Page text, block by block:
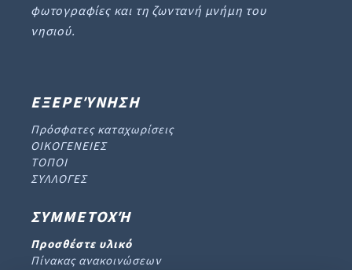
φωτογραφίες και τη ζωντανή μνήμη του
νησιού.
ΕΞΕΡΕΎΝΗΣΗ
Πρόσφατες καταχωρίσεις
ΟΙΚΟΓΕΝΕΙΕΣ
ΤΟΠΟΙ
ΣΥΛΛΟΓΕΣ
ΣΥΜΜΕΤΟΧΉ
Προσθέστε υλικό
Πίνακας ανακοινώσεων